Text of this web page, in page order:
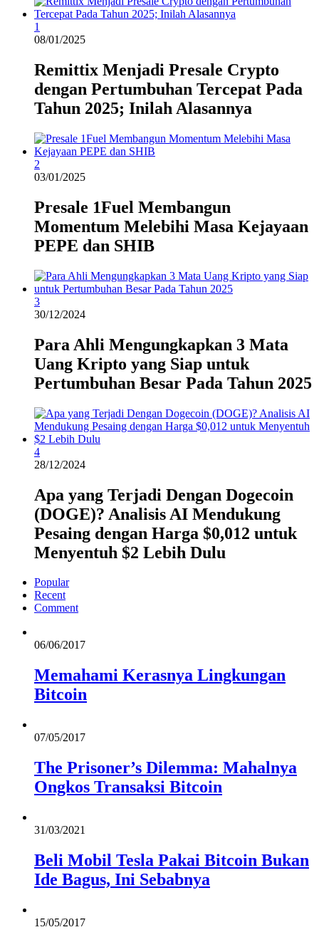
1
08/01/2025
Remittix Menjadi Presale Crypto
dengan Pertumbuhan Tercepat Pada
Tahun 2025; Inilah Alasannya
2
03/01/2025
Presale 1Fuel Membangun
Momentum Melebihi Masa Kejayaan
PEPE dan SHIB
3
30/12/2024
Para Ahli Mengungkapkan 3 Mata
Uang Kripto yang Siap untuk
Pertumbuhan Besar Pada Tahun 2025
4
28/12/2024
Apa yang Terjadi Dengan Dogecoin
(DOGE)? Analisis AI Mendukung
Pesaing dengan Harga $0,012 untuk
Menyentuh $2 Lebih Dulu
Popular
Recent
Comment
06/06/2017
Memahami Kerasnya Lingkungan
Bitcoin
07/05/2017
The Prisoner’s Dilemma: Mahalnya
Ongkos Transaksi Bitcoin
31/03/2021
Beli Mobil Tesla Pakai Bitcoin Bukan
Ide Bagus, Ini Sebabnya
15/05/2017